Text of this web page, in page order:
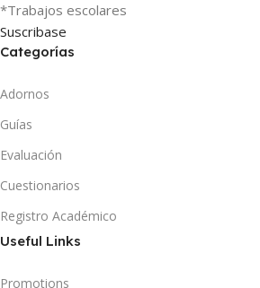
*Trabajos escolares
Suscribase
Categorías
Adornos
Guías
Evaluación
Cuestionarios
Registro Académico
Useful Links
Promotions